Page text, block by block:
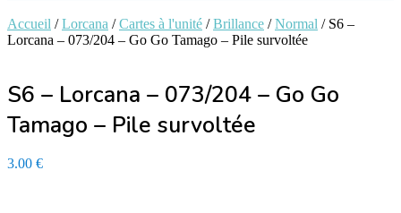
Accueil /Lorcana /Cartes à l'unité /Brillance /Normal / S6 –
Lorcana – 073/204 – Go Go Tamago – Pile survoltée
S6 – Lorcana – 073/204 – Go Go
Tamago – Pile survoltée
3.00 €